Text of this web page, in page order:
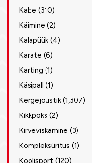
Kabe (310)
Käimine (2)
Kalapüük (4)
Karate (6)
Karting (1)
Käsipall (1)
Kergejõustik (1,307)
Kikkpoks (2)
Kirveviskamine (3)
Kompleksüritus (1)
Koolisport (120)